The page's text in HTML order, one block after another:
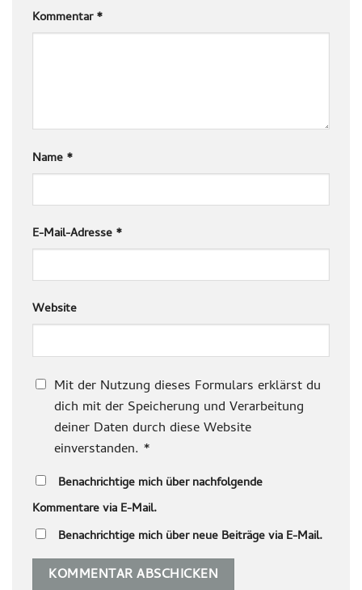
Kommentar*
Name *
E-Mail-Adresse *
Website
Mit der Nutzung dieses Formulars erklärst du
dich mit der Speicherung und Verarbeitung
deiner Daten durch diese Website
einverstanden. *
Benachrichtige mich über nachfolgende
Kommentare via E-Mail.
Benachrichtige mich über neue Beiträge via E-Mail.